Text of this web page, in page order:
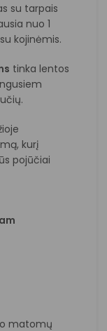
su tarpais
nuo 1
kojinėmis.
tinka lentos
kurį
pojūčiai
matomų